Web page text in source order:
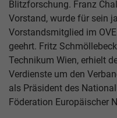
Blitzforschung. Franz
Vorstand, wurde für sein
Vorstandsmitglied im
geehrt. Fritz
Technikum Wien, erhielt
Verdienste um den
als Präsident des
Föderation Europäischer